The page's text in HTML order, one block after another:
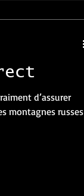
d’assurer
montagnes russes